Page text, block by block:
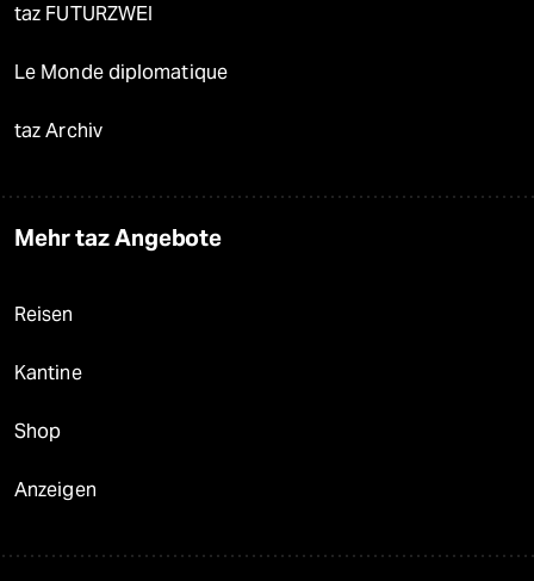
taz FUTURZWEI
Le Monde diplomatique
taz Archiv
Mehr taz Angebote
Reisen
Kantine
Shop
Anzeigen